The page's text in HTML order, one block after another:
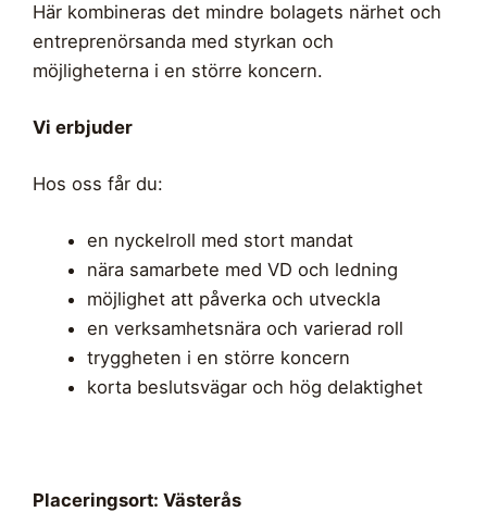
Här kombineras det mindre bolagets närhet och
entreprenörsanda med styrkan och
möjligheterna i en större koncern.
Vi erbjuder
Hos oss får du:
en nyckelroll med stort mandat
nära samarbete med VD och ledning
möjlighet att påverka och utveckla
en verksamhetsnära och varierad roll
tryggheten i en större koncern
korta beslutsvägar och hög delaktighet
Placeringsort: Västerås